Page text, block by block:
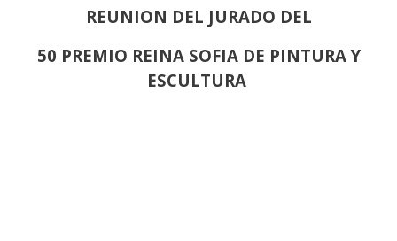
REUNION DEL JURADO DEL
50 PREMIO REINA SOFIA DE PINTURA Y
ESCULTURA